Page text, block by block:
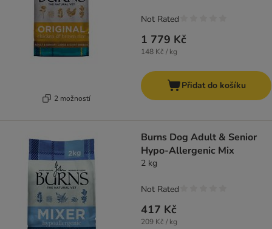
2 možností
1 779 Kč
148 Kč / kg
Not Rated
Přidat do košíku
Burns Dog Adult & Senior
Hypo-Allergenic Mix
2 kg
417 Kč
209 Kč / kg
Not Rated